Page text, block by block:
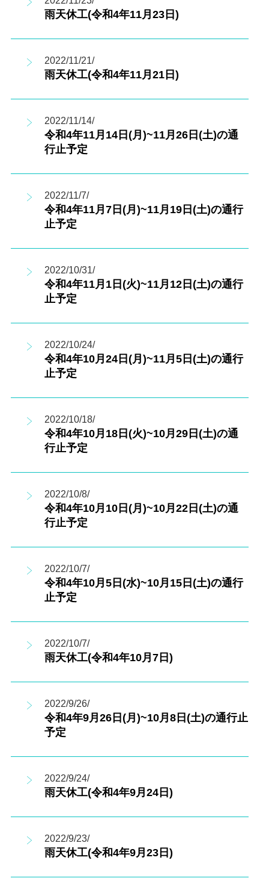
雨天休工(令和4年11月23日)
2022/11/21/
雨天休工(令和4年11月21日)
2022/11/14/
令和4年11月14日(月)~11月26日(土)の通
行止予定
2022/11/7/
令和4年11月7日(月)~11月19日(土)の通行
止予定
2022/10/31/
令和4年11月1日(火)~11月12日(土)の通行
止予定
2022/10/24/
令和4年10月24日(月)~11月5日(土)の通行
止予定
2022/10/18/
令和4年10月18日(火)~10月29日(土)の通
行止予定
2022/10/8/
令和4年10月10日(月)~10月22日(土)の通
行止予定
2022/10/7/
令和4年10月5日(水)~10月15日(土)の通行
止予定
2022/10/7/
雨天休工(令和4年10月7日)
2022/9/26/
令和4年9月26日(月)~10月8日(土)の通行止
予定
2022/9/24/
雨天休工(令和4年9月24日)
2022/9/23/
雨天休工(令和4年9月23日)